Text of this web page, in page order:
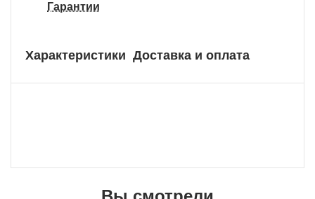
Гарантии
Характеристики Доставка и оплата